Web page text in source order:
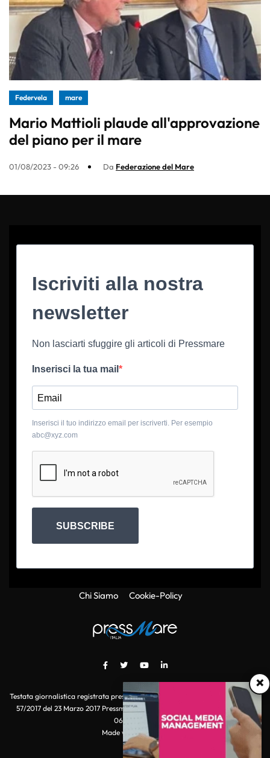
Federvela mare
Mario Mattioli plaude all'approvazione
del piano per il mare
01/08/2023 - 09:26 Da Federazione del Mare
×
Iscriviti alla nostra
newsletter
Non lasciarti sfuggire gli articoli di Pressmare
Inserisci la tua mail
Inserisci il tuo indirizzo email per iscriverti. Per esempio
abc@xyz.com
SUBSCRIBE
Chi Siamo Cookie-Policy
Testata giornalistica registrata presso il Tribunale di Roma con autorizzazione
57/2017 del 23 Marzo 2017 Pressmare.it è un marchio di S.P.E.N. Srl - P.IVA
06511641000
Made with
by POI